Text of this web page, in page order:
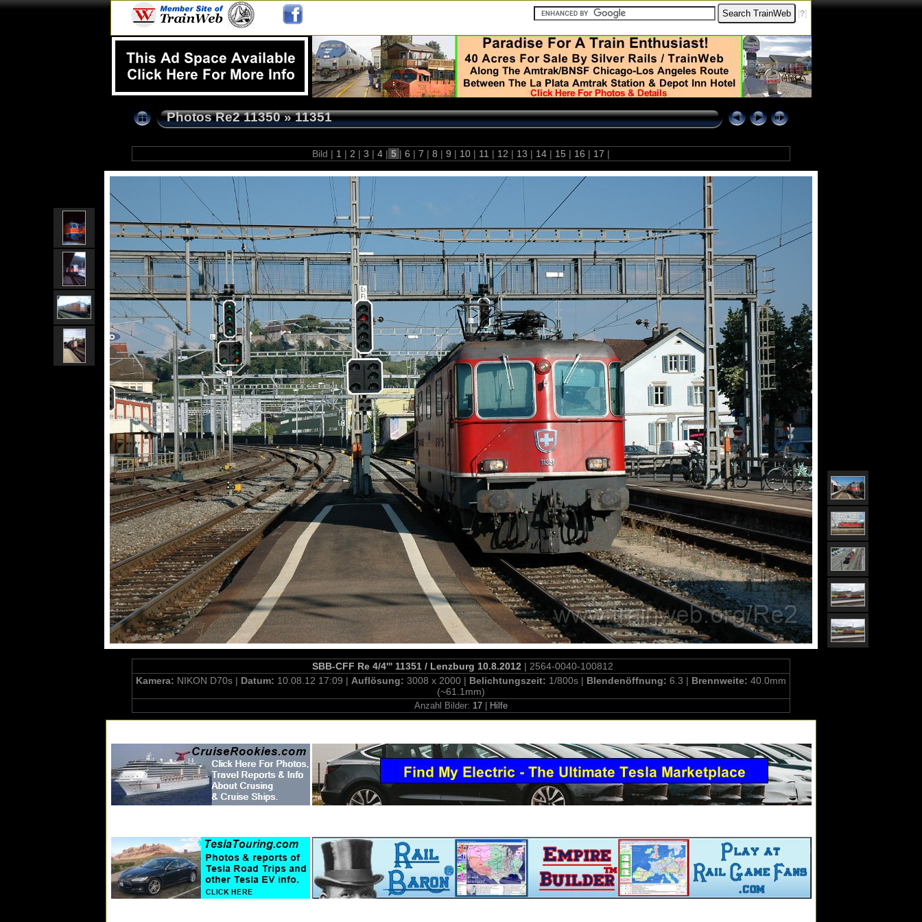
[?]
Photos Re2 11350»11351
Bild | 1 | 2 | 3 | 4 | 5 | 6 | 7 | 8 | 9 | 10 | 11 | 12 | 13 | 14 | 15 | 16 | 17 |
SBB-CFF Re 4/4''' 11351 / Lenzburg 10.8.2012 | 2564-0040-100812
Kamera: NIKON D70s | Datum: 10.08.12 17:09 | Auflösung: 3008 x 2000 | Belichtungszeit: 1/800s | Blendenöffnung: 6.3 | Brennweite: 40.0mm
(~61.1mm)
Anzahl Bilder: 17 Hilfe